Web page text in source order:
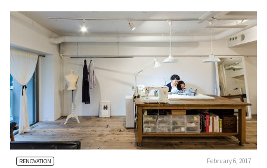
RENOVATION February 6, 2017